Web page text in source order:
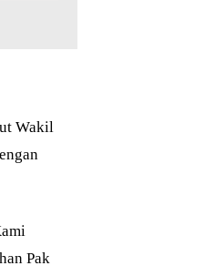
Wakil
Pak